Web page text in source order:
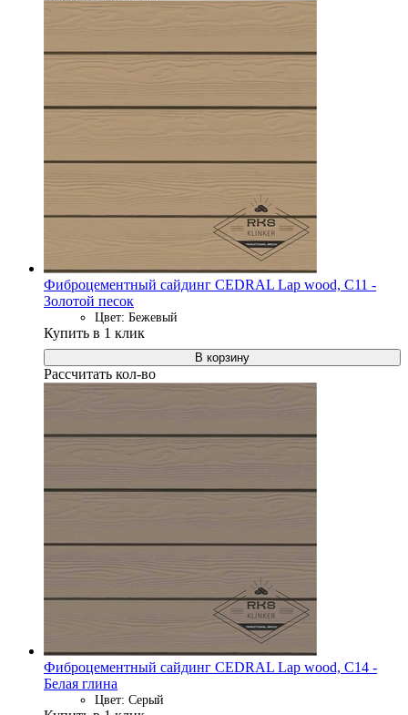
Фиброцементный сайдинг CEDRAL Lap wood, C11 -
Золотой песок
Цвет: Бежевый
Купить в 1 клик
В корзину
Рассчитать кол-во
Фиброцементный сайдинг CEDRAL Lap wood, C14 -
Белая глина
Цвет: Серый